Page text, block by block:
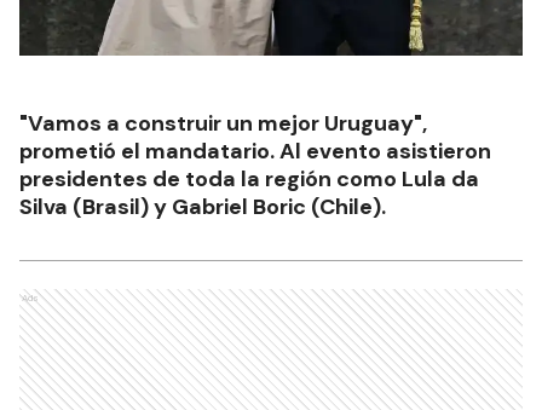
"Vamos a construir un mejor Uruguay",
prometió el mandatario. Al evento asistieron
presidentes de toda la región como Lula da
Silva (Brasil) y Gabriel Boric (Chile).
Ads